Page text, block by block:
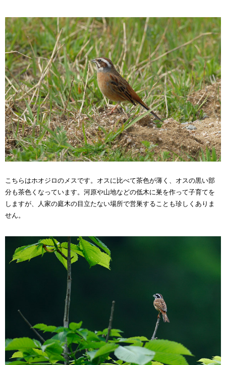
こちらはホオジロのメスです。オスに比べて茶色が薄く、オスの黒い部
分も茶色くなっています。河原や山地などの低木に巣を作って子育てを
しますが、人家の庭木の目立たない場所で営巣することも珍しくありま
せん。